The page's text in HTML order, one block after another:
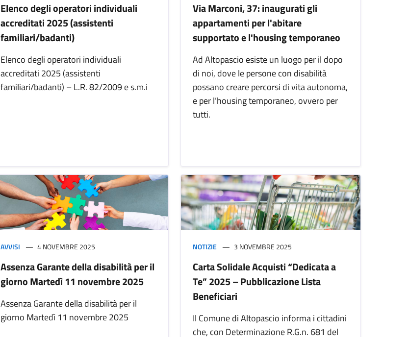
Elenco degli operatori individuali
accreditati 2025 (assistenti
familiari/badanti)
Elenco degli operatori individuali
accreditati 2025 (assistenti
familiari/badanti) – L.R. 82/2009 e s.m.i
Via Marconi, 37: inaugurati gli
appartamenti per l'abitare
supportato e l'housing temporaneo
Ad Altopascio esiste un luogo per il dopo
di noi, dove le persone con disabilità
possano creare percorsi di vita autonoma,
e per l’housing temporaneo, ovvero per
tutti.
AVVISI 4 NOVEMBRE 2025
Assenza Garante della disabilità per il
giorno Martedì 11 novembre 2025
Assenza Garante della disabilità per il
giorno Martedì 11 novembre 2025
NOTIZIE 3 NOVEMBRE 2025
Carta Solidale Acquisti “Dedicata a
Te” 2025 – Pubblicazione Lista
Beneficiari
Il Comune di Altopascio informa i cittadini
che, con Determinazione R.G.n. 681 del